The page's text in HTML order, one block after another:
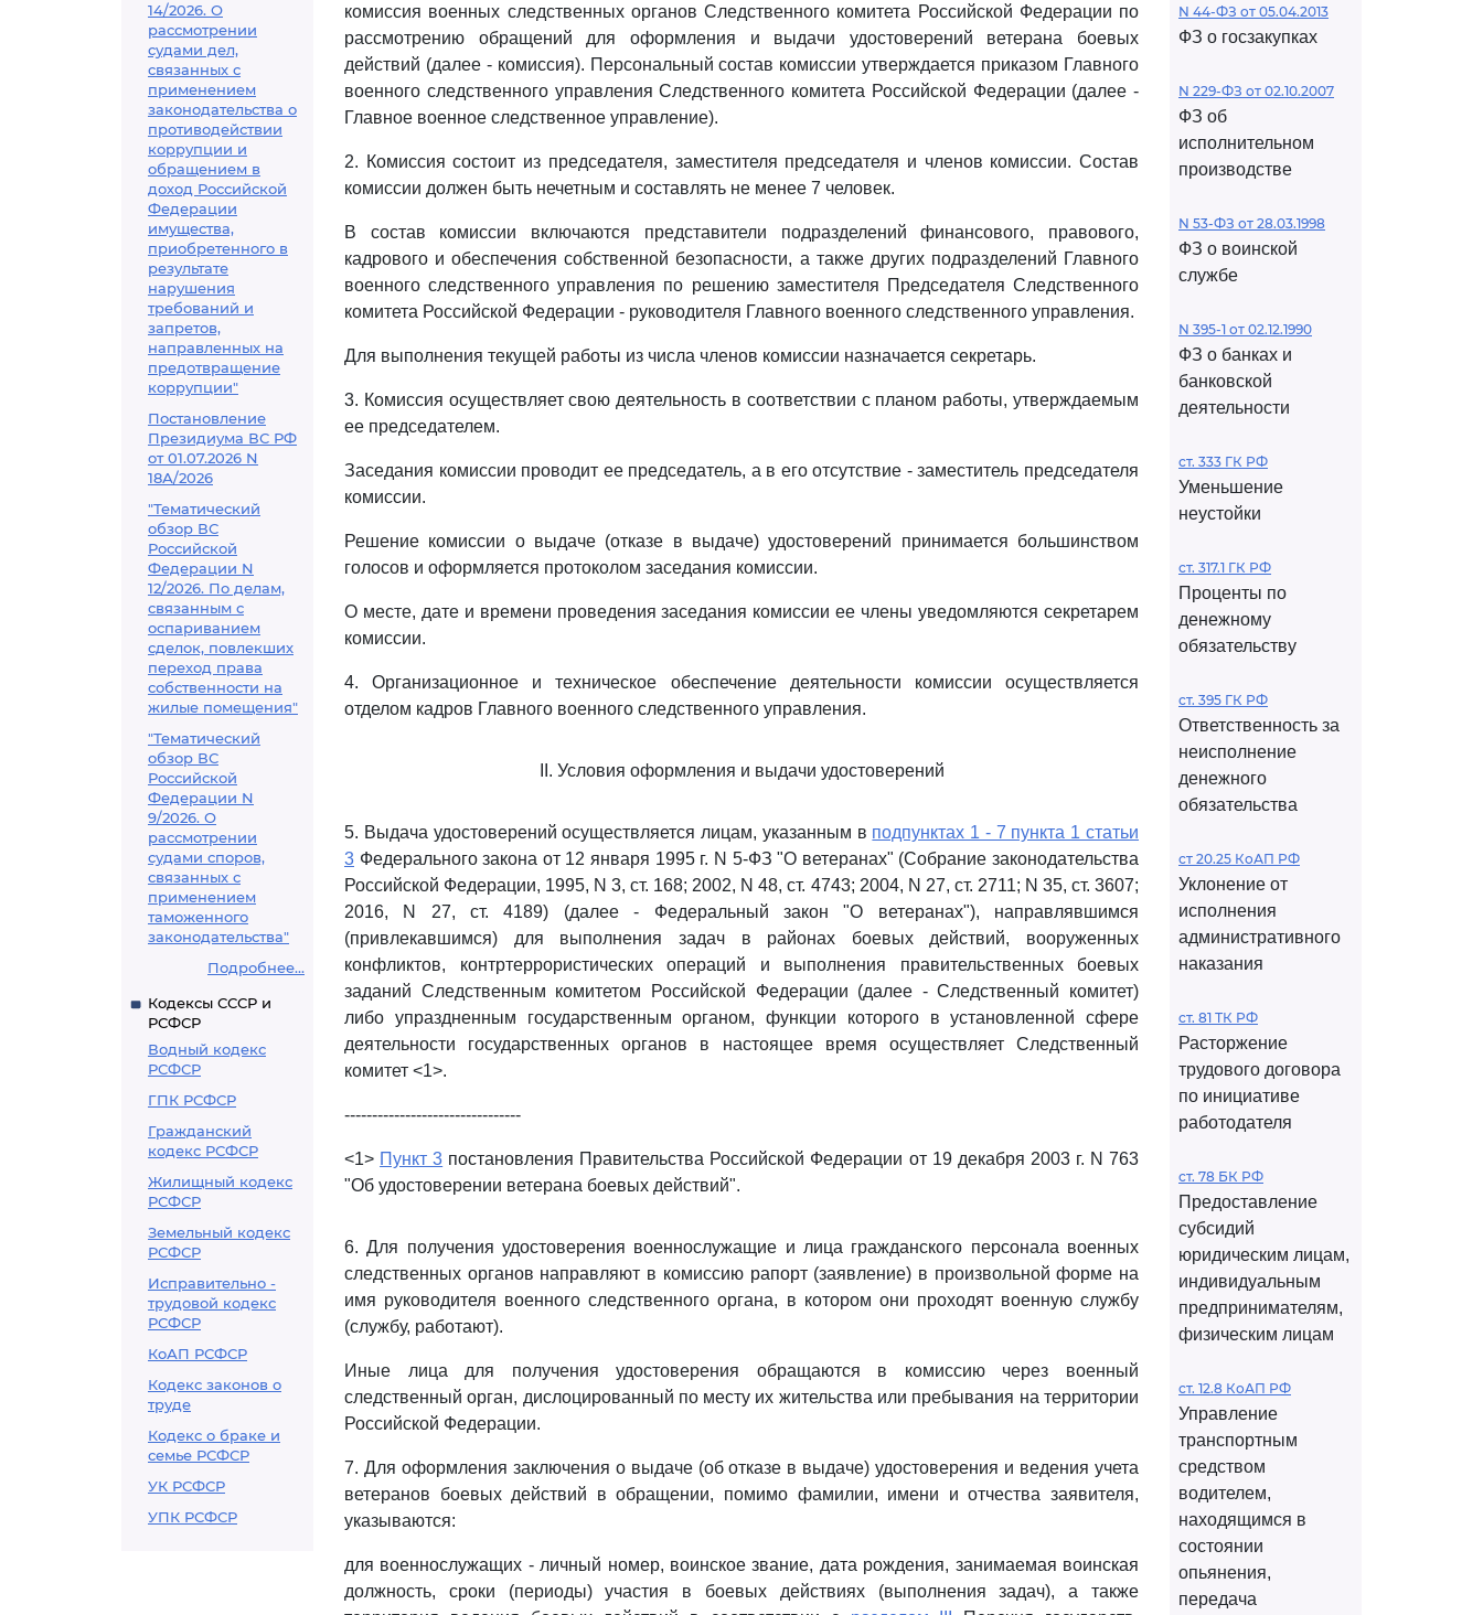
14/2026. О
рассмотрении
судами дел,
связанных с
применением
законодательства о
противодействии
коррупции и
обращением в
доход Российской
Федерации
имущества,
приобретенного в
результате
нарушения
требований и
запретов,
направленных на
предотвращение
коррупции"
Постановление
Президиума ВС РФ
от 01.07.2026 N
18А/2026
"Тематический
обзор ВС
Российской
Федерации N
12/2026. По делам,
связанным с
оспариванием
сделок, повлекших
переход права
собственности на
жилые помещения"
"Тематический
обзор ВС
Российской
Федерации N
9/2026. О
рассмотрении
судами споров,
связанных с
применением
таможенного
законодательства"
Подробнее...
Кодексы СССР и
РСФСР
Водный кодекс
РСФСР
ГПК РСФСР
Гражданский
кодекс РСФСР
Жилищный кодекс
РСФСР
Земельный кодекс
РСФСР
Исправительно -
трудовой кодекс
РСФСР
КоАП РСФСР
Кодекс законов о
труде
Кодекс о браке и
семье РСФСР
УК РСФСР
УПК РСФСР
комиссия военных следственных органов Следственного комитета Российской Федерации по
рассмотрению обращений для оформления и выдачи удостоверений ветерана боевых
действий (далее - комиссия). Персональный состав комиссии утверждается приказом Главного
военного следственного управления Следственного комитета Российской Федерации (далее -
Главное военное следственное управление).
2. Комиссия состоит из председателя, заместителя председателя и членов комиссии. Состав
комиссии должен быть нечетным и составлять не менее 7 человек.
В состав комиссии включаются представители подразделений финансового, правового,
кадрового и обеспечения собственной безопасности, а также других подразделений Главного
военного следственного управления по решению заместителя Председателя Следственного
комитета Российской Федерации - руководителя Главного военного следственного управления.
Для выполнения текущей работы из числа членов комиссии назначается секретарь.
3. Комиссия осуществляет свою деятельность в соответствии с планом работы, утверждаемым
ее председателем.
Заседания комиссии проводит ее председатель, а в его отсутствие - заместитель председателя
комиссии.
Решение комиссии о выдаче (отказе в выдаче) удостоверений принимается большинством
голосов и оформляется протоколом заседания комиссии.
О месте, дате и времени проведения заседания комиссии ее члены уведомляются секретарем
комиссии.
4. Организационное и техническое обеспечение деятельности комиссии осуществляется
отделом кадров Главного военного следственного управления.
II. Условия оформления и выдачи удостоверений
5. Выдача удостоверений осуществляется лицам, указанным в подпунктах 1 - 7 пункта 1 статьи
3 Федерального закона от 12 января 1995 г. N 5-ФЗ "О ветеранах" (Собрание законодательства
Российской Федерации, 1995, N 3, ст. 168; 2002, N 48, ст. 4743; 2004, N 27, ст. 2711; N 35, ст. 3607;
2016, N 27, ст. 4189) (далее - Федеральный закон "О ветеранах"), направлявшимся
(привлекавшимся) для выполнения задач в районах боевых действий, вооруженных
конфликтов, контртеррористических операций и выполнения правительственных боевых
заданий Следственным комитетом Российской Федерации (далее - Следственный комитет)
либо упраздненным государственным органом, функции которого в установленной сфере
деятельности государственных органов в настоящее время осуществляет Следственный
комитет <1>.
--------------------------------
<1> Пункт 3 постановления Правительства Российской Федерации от 19 декабря 2003 г. N 763
"Об удостоверении ветерана боевых действий".
6. Для получения удостоверения военнослужащие и лица гражданского персонала военных
следственных органов направляют в комиссию рапорт (заявление) в произвольной форме на
имя руководителя военного следственного органа, в котором они проходят военную службу
(службу, работают).
Иные лица для получения удостоверения обращаются в комиссию через военный
следственный орган, дислоцированный по месту их жительства или пребывания на территории
Российской Федерации.
7. Для оформления заключения о выдаче (об отказе в выдаче) удостоверения и ведения учета
ветеранов боевых действий в обращении, помимо фамилии, имени и отчества заявителя,
указываются:
для военнослужащих - личный номер, воинское звание, дата рождения, занимаемая воинская
должность, сроки (периоды) участия в боевых действиях (выполнения задач), а также
N 44-ФЗ от 05.04.2013
ФЗ о госзакупках
N 229-ФЗ от 02.10.2007
ФЗ об
исполнительном
производстве
N 53-ФЗ от 28.03.1998
ФЗ о воинской
службе
N 395-1 от 02.12.1990
ФЗ о банках и
банковской
деятельности
ст. 333 ГК РФ
Уменьшение
неустойки
ст. 317.1 ГК РФ
Проценты по
денежному
обязательству
ст. 395 ГК РФ
Ответственность за
неисполнение
денежного
обязательства
ст 20.25 КоАП РФ
Уклонение от
исполнения
административного
наказания
ст. 81 ТК РФ
Расторжение
трудового договора
по инициативе
работодателя
ст. 78 БК РФ
Предоставление
субсидий
юридическим лицам,
индивидуальным
предпринимателям,
физическим лицам
ст. 12.8 КоАП РФ
Управление
транспортным
средством
водителем,
находящимся в
состоянии
опьянения,
передача